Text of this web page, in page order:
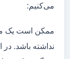
می‌کنیم:
ممکن است یک
نداشته باشد. در